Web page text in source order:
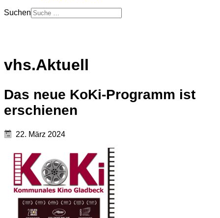
Suchen
vhs.Aktuell
Das neue KoKi-Programm ist
erschienen
22. März 2024